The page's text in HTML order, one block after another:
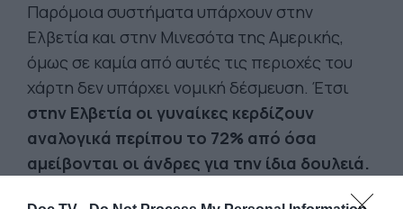
Παρόμοια συστήματα υπάρχουν στην
Ελβετία και στην Μινεσότα της Αμερικής,
όμως σε καμία από αυτές τις περιοχές του
χάρτη δεν υπάρχει νομική δέσμευση. Έτσι
στην Ελβετία οι γυναίκες κερδίζουν
αναλογικά περίπου το 72% από όσα
αμείβονται οι άνδρες για την ίδια δουλειά.